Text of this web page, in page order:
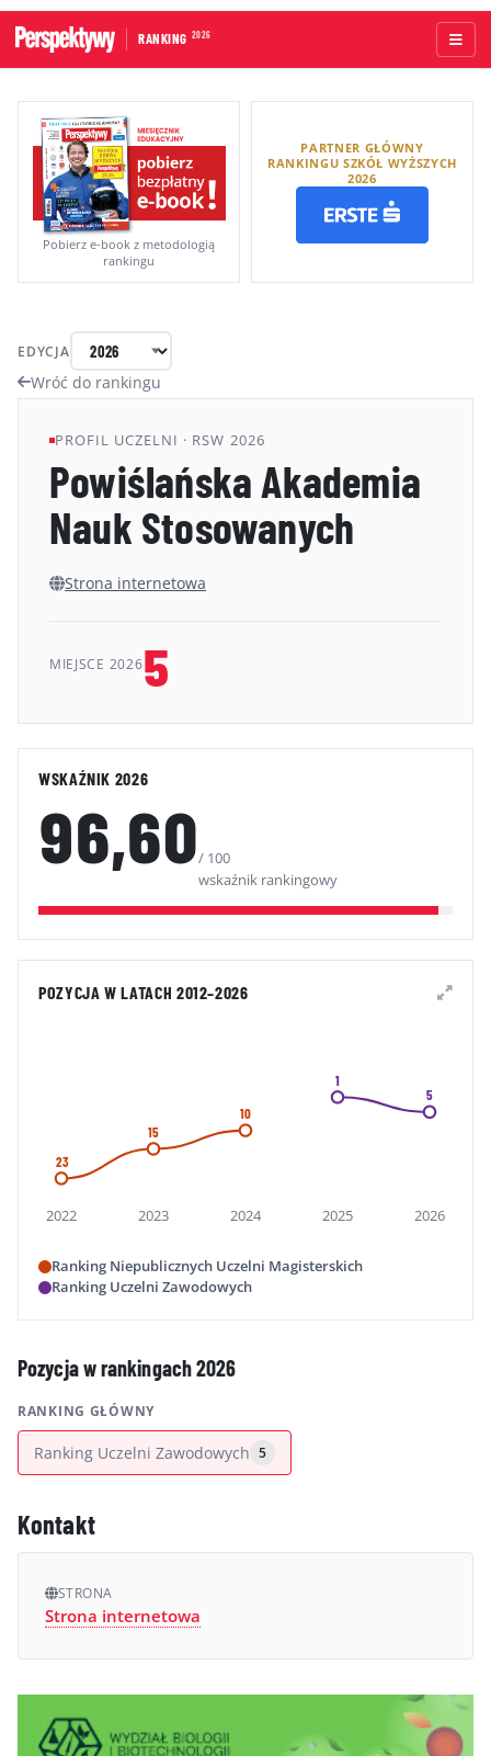
RANKING 2026
STRONA GŁÓWNA
UCZELNIE AKADEMICKIE
UCZELNIE ZAWODOWE
RANKINGI WG TYPÓW UCZELNI
RANKINGI WG GRUP KRYTERIÓW
RANKING KIERUNKÓW STUDIÓW
METODOLOGIA
Pobierz e-book z metodologią
rankingu
PARTNER GŁÓWNY
RANKINGU SZKÓŁ WYŻSZYCH
2026
Wróć do rankingu
EDYCJA
PROFIL UCZELNI · RSW 2026
Powiślańska Akademia
Nauk Stosowanych
Strona internetowa
MIEJSCE 20265
WSKAŹNIK 2026
96,60/ 100
wskaźnik rankingowy
POZYCJA W LATACH 2012–2026
2022 2023 2024 2025 2026
23
15
10
1
5
Ranking Niepublicznych Uczelni Magisterskich
Ranking Uczelni Zawodowych
Pozycja w rankingach 2026
RANKING GŁÓWNY
Ranking Uczelni Zawodowych 5
Kontakt
STRONA
Strona internetowa